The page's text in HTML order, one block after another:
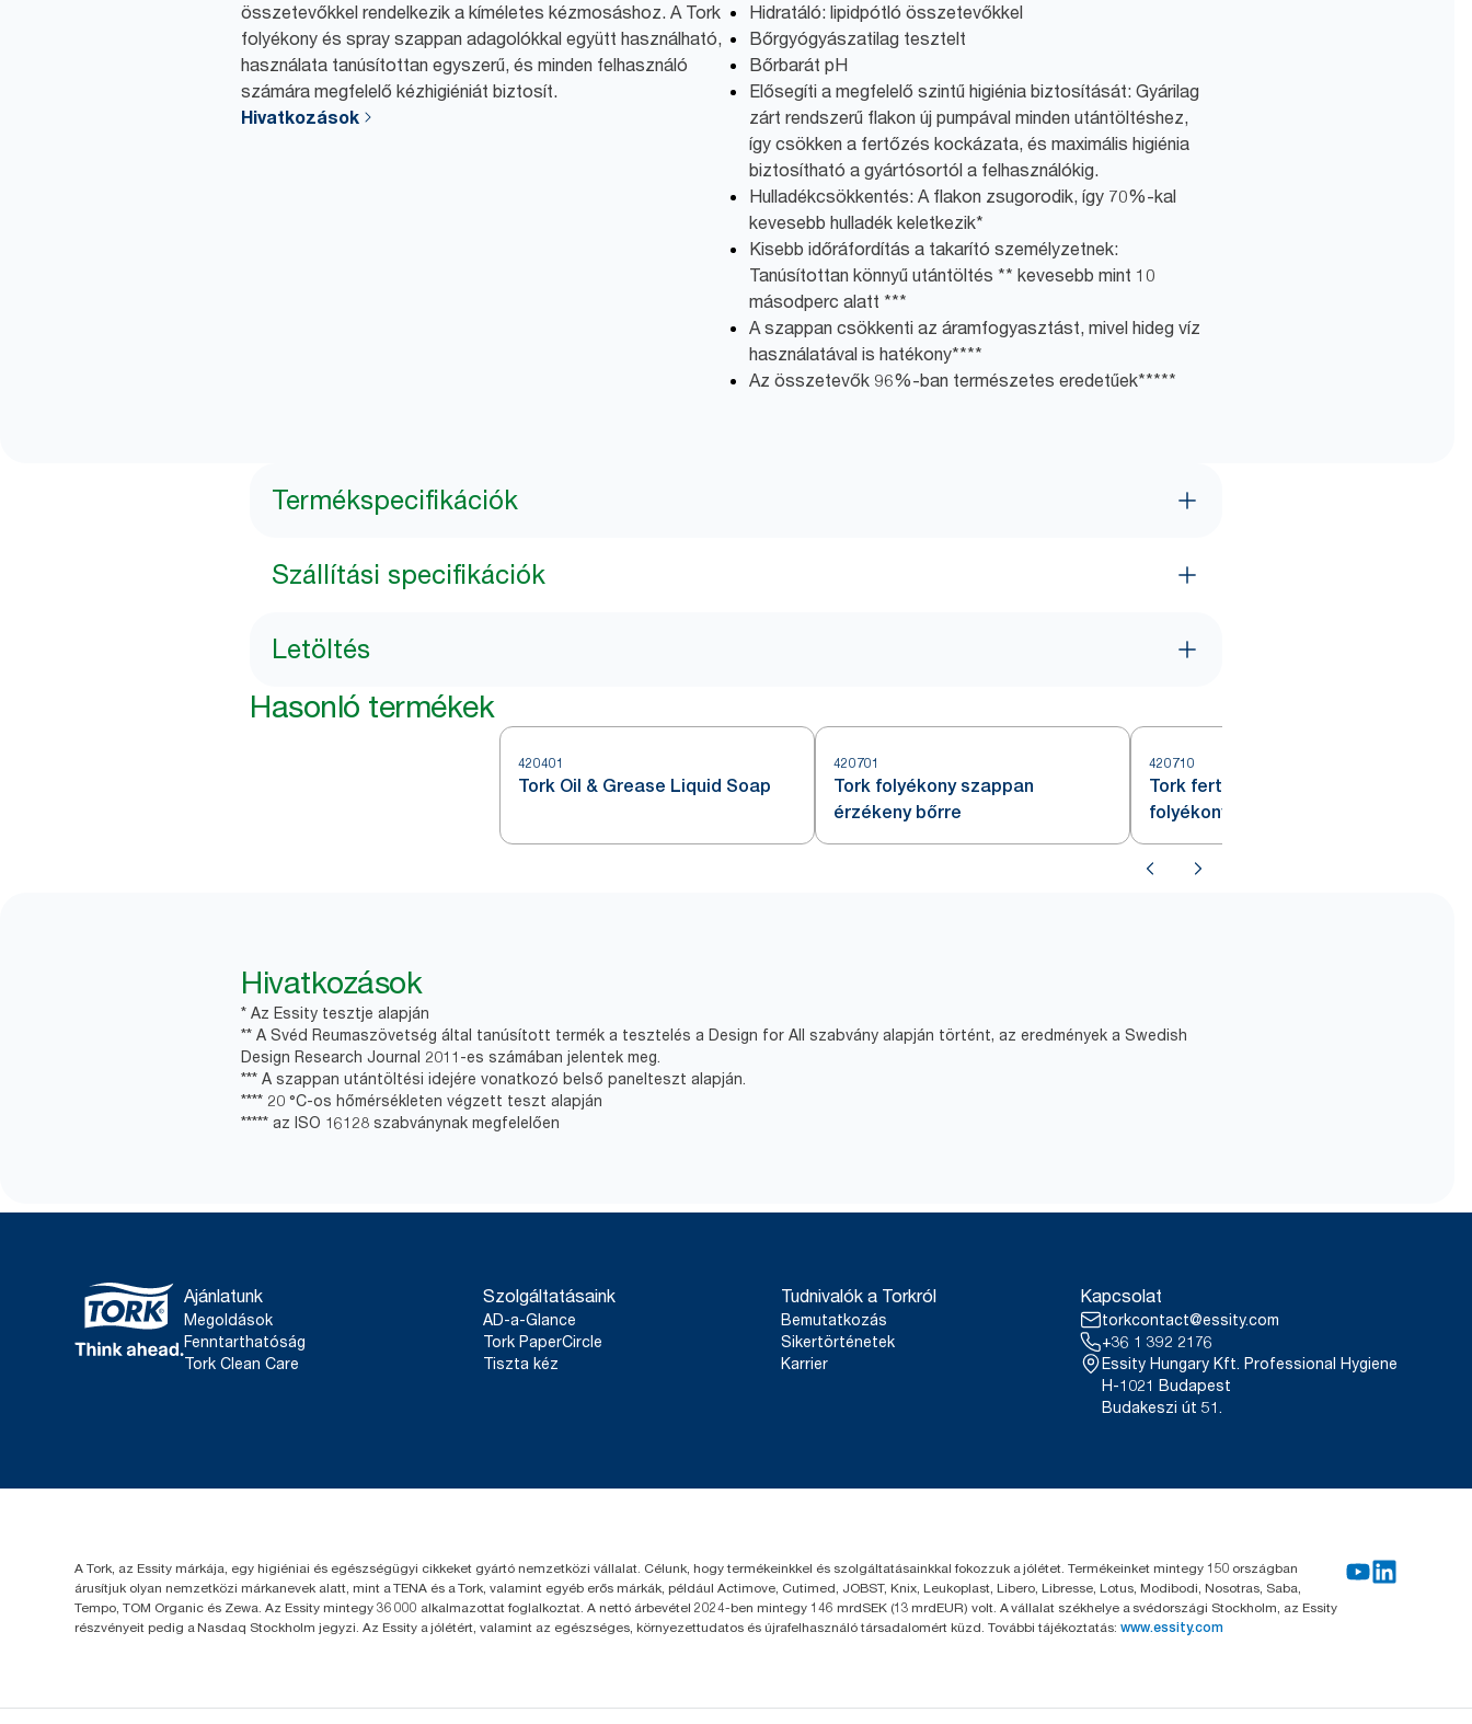
összetevőkkel rendelkezik a kíméletes kézmosáshoz. A Tork
folyékony és spray szappan adagolókkal együtt használható,
használata tanúsítottan egyszerű, és minden felhasználó
számára megfelelő kézhigiéniát biztosít.
Hivatkozások
Hidratáló: lipidpótló összetevőkkel
Bőrgyógyászatilag tesztelt
Bőrbarát pH
Elősegíti a megfelelő szintű higiénia biztosítását: Gyárilag
zárt rendszerű flakon új pumpával minden utántöltéshez,
így csökken a fertőzés kockázata, és maximális higiénia
biztosítható a gyártósortól a felhasználókig.
Hulladékcsökkentés: A flakon zsugorodik, így 70%-kal
kevesebb hulladék keletkezik*
Kisebb időráfordítás a takarító személyzetnek:
Tanúsítottan könnyű utántöltés ** kevesebb mint 10
másodperc alatt ***
A szappan csökkenti az áramfogyasztást, mivel hideg víz
használatával is hatékony****
Az összetevők 96%-ban természetes eredetűek*****
Termékspecifikációk
Szállítási specifikációk
Letöltés
Hasonló termékek
420401
Tork Oil & Grease Liquid Soap
420701
Tork folyékony szappan
érzékeny bőrre
420710
Tork fertőtlenítő kézmosó
folyékony szappan, S1
Hivatkozások
* Az Essity tesztje alapján
** A Svéd Reumaszövetség által tanúsított termék a tesztelés a Design for All szabvány alapján történt, az eredmények a Swedish
Design Research Journal 2011-es számában jelentek meg.
*** A szappan utántöltési idejére vonatkozó belső panelteszt alapján.
**** 20 °C-os hőmérsékleten végzett teszt alapján
***** az ISO 16128 szabványnak megfelelően
Ajánlatunk
Megoldások
Fenntarthatóság
Tork Clean Care
Szolgáltatásaink
AD-a-Glance
Tork PaperCircle
Tiszta kéz
Tudnivalók a Torkról
Bemutatkozás
Sikertörténetek
Karrier
Kapcsolat
torkcontact@essity.com
+36 1 392 2176
Essity Hungary Kft. Professional Hygiene
H-1021 Budapest
Budakeszi út 51.
A Tork, az Essity márkája, egy higiéniai és egészségügyi cikkeket gyártó nemzetközi vállalat. Célunk, hogy termékeinkkel és szolgáltatásainkkal fokozzuk a jólétet. Termékeinket mintegy 150 országban
árusítjuk olyan nemzetközi márkanevek alatt, mint a TENA és a Tork, valamint egyéb erős márkák, például Actimove, Cutimed, JOBST, Knix, Leukoplast, Libero, Libresse, Lotus, Modibodi, Nosotras, Saba,
Tempo, TOM Organic és Zewa. Az Essity mintegy 36 000 alkalmazottat foglalkoztat. A nettó árbevétel 2024-ben mintegy 146 mrdSEK (13 mrdEUR) volt. A vállalat székhelye a svédországi Stockholm, az Essity
részvényeit pedig a Nasdaq Stockholm jegyzi. Az Essity a jólétért, valamint az egészséges, környezettudatos és újrafelhasználó társadalomért küzd. További tájékoztatás: www.essity.com